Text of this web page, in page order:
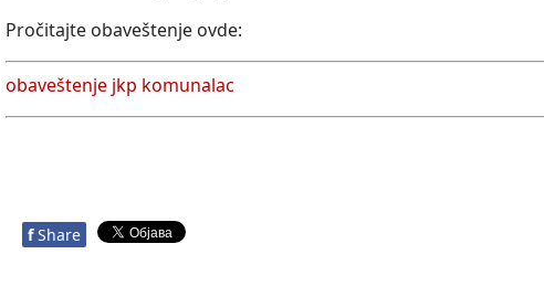
Pročitajte obaveštenje ovde:
obaveštenje jkp komunalac
f Share